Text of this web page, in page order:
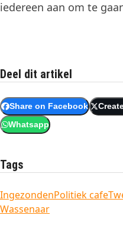
iedereen aan om te
Deel dit artikel
Share on Facebook
Whatsapp
Tags
IngezondenPolitiek cafe
Wassenaar